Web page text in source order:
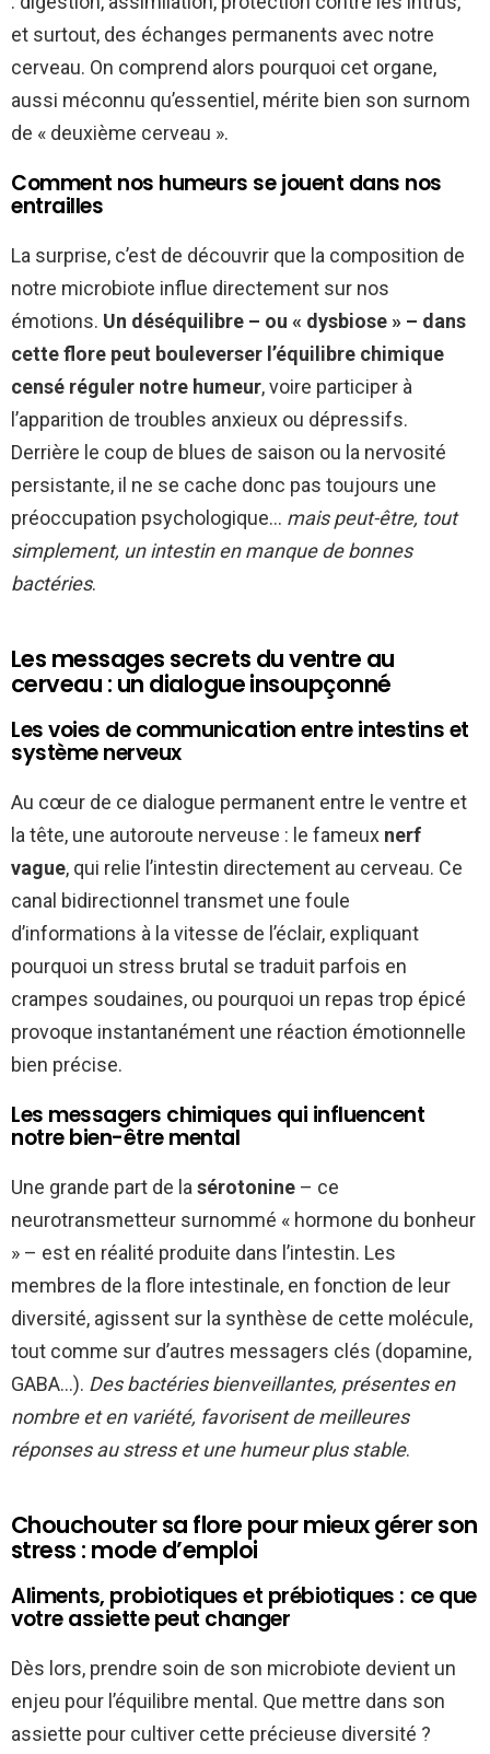
et surtout, des échanges permanents avec notre
cerveau. On comprend alors pourquoi cet organe,
aussi méconnu qu’essentiel, mérite bien son surnom
de « deuxième cerveau ».
Comment nos humeurs se jouent dans nos
entrailles
La surprise, c’est de découvrir que la composition de
notre microbiote influe directement sur nos
émotions. Un déséquilibre – ou « dysbiose » – dans
cette flore peut bouleverser l’équilibre chimique
censé réguler notre humeur, voire participer à
l’apparition de troubles anxieux ou dépressifs.
Derrière le coup de blues de saison ou la nervosité
persistante, il ne se cache donc pas toujours une
préoccupation psychologique… mais peut-être, tout
simplement, un intestin en manque de bonnes
bactéries.
Les messages secrets du ventre au
cerveau : un dialogue insoupçonné
Les voies de communication entre intestins et
système nerveux
Au cœur de ce dialogue permanent entre le ventre et
la tête, une autoroute nerveuse : le fameux nerf
vague, qui relie l’intestin directement au cerveau. Ce
canal bidirectionnel transmet une foule
d’informations à la vitesse de l’éclair, expliquant
pourquoi un stress brutal se traduit parfois en
crampes soudaines, ou pourquoi un repas trop épicé
provoque instantanément une réaction émotionnelle
bien précise.
Les messagers chimiques qui influencent
notre bien-être mental
Une grande part de la sérotonine – ce
neurotransmetteur surnommé « hormone du bonheur
» – est en réalité produite dans l’intestin. Les
membres de la flore intestinale, en fonction de leur
diversité, agissent sur la synthèse de cette molécule,
tout comme sur d’autres messagers clés (dopamine,
GABA…). Des bactéries bienveillantes, présentes en
nombre et en variété, favorisent de meilleures
réponses au stress et une humeur plus stable.
Chouchouter sa flore pour mieux gérer son
stress : mode d’emploi
Aliments, probiotiques et prébiotiques : ce que
votre assiette peut changer
Dès lors, prendre soin de son microbiote devient un
enjeu pour l’équilibre mental. Que mettre dans son
assiette pour cultiver cette précieuse diversité ?